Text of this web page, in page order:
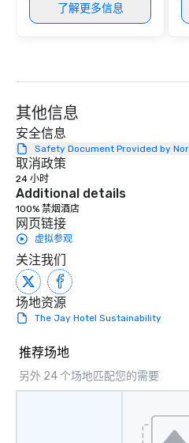
了解更多信息
其他信息
安全信息
Safety Document Provided by
取消政策
24 小时
Additional details
100% 禁烟酒店
网页链接
虚拟参观
关注我们
场地资源
The Jay Hotel Sustainability
推荐场地
另外 24 个场地匹配您的需要